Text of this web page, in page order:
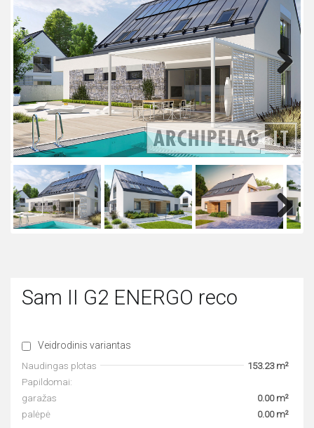
Next
Sam II G2 ENERGO reco
Veidrodinis variantas
Naudingas plotas
153.23 m²
Papildomai:
garažas
0.00 m²
palėpė
0.00 m²